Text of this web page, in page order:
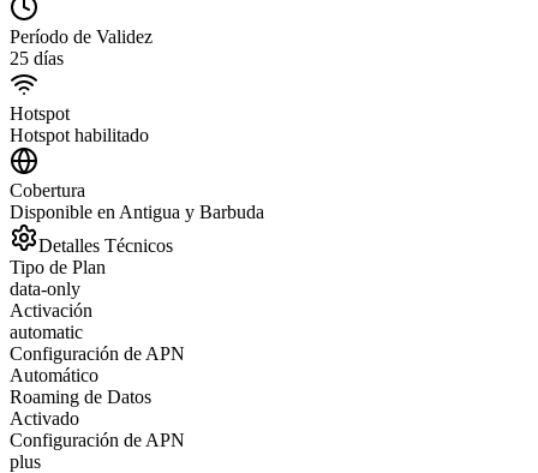
Período de Validez
25 días
Hotspot
Hotspot habilitado
Cobertura
Disponible en Antigua y Barbuda
Detalles Técnicos
Tipo de Plan
data-only
Activación
automatic
Configuración de APN
Automático
Roaming de Datos
Activado
Configuración de APN
plus